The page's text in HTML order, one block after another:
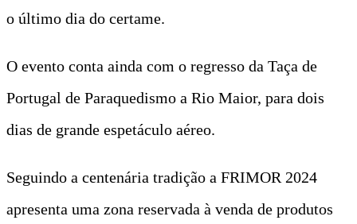
o último dia do certame.
O evento conta ainda com o regresso da Taça de
Portugal de Paraquedismo a Rio Maior, para dois
dias de grande espetáculo aéreo.
Seguindo a centenária tradição a FRIMOR 2024
apresenta uma zona reservada à venda de produtos